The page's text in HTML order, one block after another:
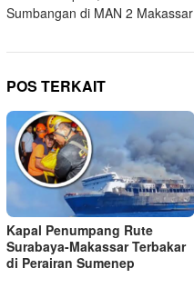
Sumbangan di MAN 2 Makassar
POS TERKAIT
Kapal Penumpang Rute
Surabaya-Makassar Terbakar
di Perairan Sumenep